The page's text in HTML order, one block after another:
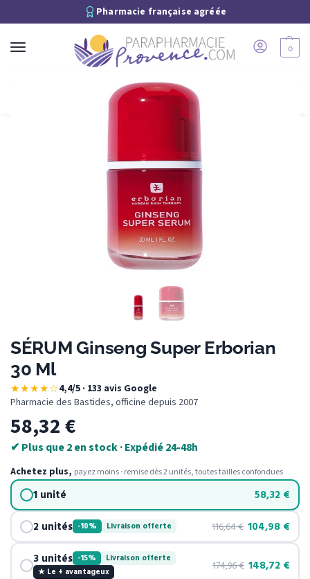
Pharmacie française agréée
0
SÉRUM Ginseng Super Erborian
30 Ml
★★★★☆4,4/5 · 133 avis Google·
Pharmacie des Bastides, officine depuis 2007
58,32€
✔ Plus que 2 en stock · Expédié 24-48h
Achetez plus, payez moins · remise dès 2 unités, toutes tailles confondues
1 unité 58,32 €
2 unités -10% Livraison offerte 116,64€ 104,98 €
3 unités -15%
Livraison offerte
★ Le + avantageux
174,96€ 148,72 €